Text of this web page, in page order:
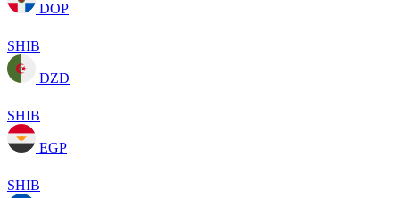
DOP
SHIB
DZD
SHIB
EGP
SHIB